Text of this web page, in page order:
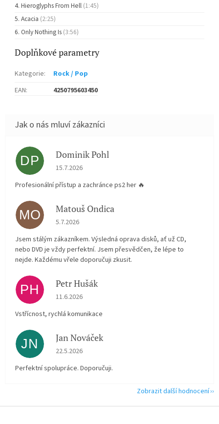
Hieroglyphs From Hell (1:45)
Acacia (2:25)
Only Nothing Is (3:56)
Doplňkové parametry
Kategorie:
Rock / Pop
EAN: 4250795603450
DP Dominik Pohl
Hodnocení obchodu je 5 z 5 hvězdiček.
15.7.2026
Profesionální přístup a zachránce ps2 her 🔥
MO Matouš Ondica
Hodnocení obchodu je 5 z 5 hvězdiček.
5.7.2026
Jsem stálým zákazníkem. Výsledná oprava disků, ať už CD,
nebo DVD je vždy perfektní. Jsem přesvědčen, že lépe to
nejde. Každému vřele doporučuji zkusit.
PH Petr Hušák
Hodnocení obchodu je 5 z 5 hvězdiček.
11.6.2026
Vstřícnost, rychlá komunikace
JN Jan Nováček
Hodnocení obchodu je 5 z 5 hvězdiček.
22.5.2026
Perfektní spolupráce. Doporučuji.
Zobrazit další hodnocení
Z